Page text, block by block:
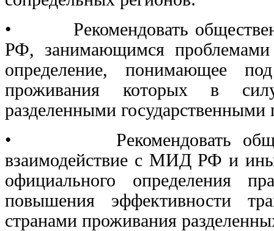
• Рекомендовать
РФ, занимающимся проблемами
определение, понимающее
проживания которых в силу
разделенными
• Рекомендовать
взаимодействие с МИД РФ и
официального определения
повышения эффективности
странами проживания